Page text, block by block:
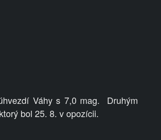
Váhy s 7,0 mag.
Druhým
bol 25. 8. v opozícii.